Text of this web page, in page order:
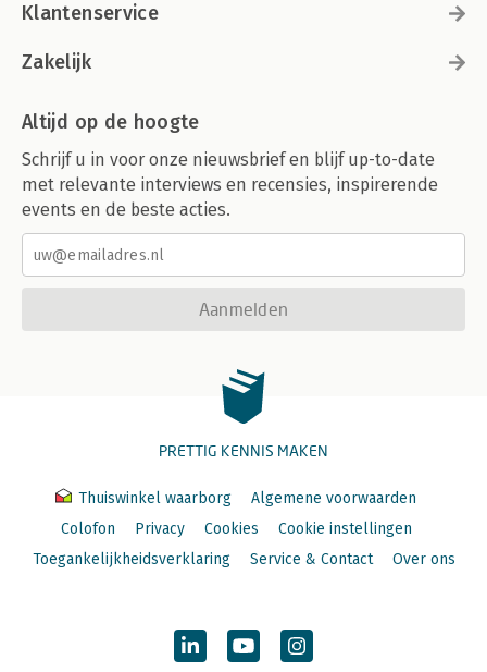
Klantenservice
Zakelijk
Altijd op de hoogte
Schrijf u in voor onze nieuwsbrief en blijf up-to-date
met relevante interviews en recensies, inspirerende
events en de beste acties.
Aanmelden
PRETTIG KENNIS MAKEN
Thuiswinkel waarborg
Algemene voorwaarden
Colofon
Privacy Cookies
Cookie instellingen
Toegankelijkheidsverklaring
Service & Contact Over ons